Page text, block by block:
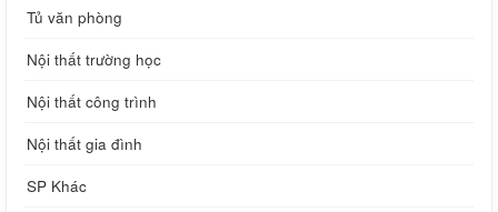
Tủ văn phòng
Nội thất trường học
Nội thất công trình
Nội thất gia đình
SP Khác